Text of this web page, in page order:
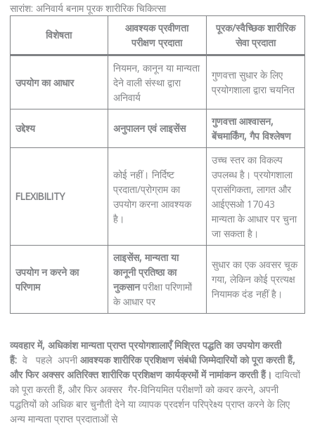
सारांश: अनिवार्य बनाम पूरक शारीरिक चिकित्सा
विशेषता
आवश्यक प्रवीणता
परीक्षण प्रदाता
पूरक/स्वैच्छिक शारीरिक
सेवा प्रदाता
उपयोग का आधार
नियमन, कानून या मान्यता
देने वाली संस्था द्वारा
अनिवार्य
गुणवत्ता सुधार के लिए
प्रयोगशाला द्वारा चयनित
उद्देश्य अनुपालन एवं लाइसेंस
गुणवत्ता आश्वासन,
बेंचमार्किंग, गैप विश्लेषण
FLEXIBILITY
कोई नहीं। निर्दिष्ट
प्रदाता/प्रोग्राम का
उपयोग करना आवश्यक
है।
उच्च स्तर का विकल्प
उपलब्ध है। प्रयोगशाला
प्रासंगिकता, लागत और
आईएसओ 17043
मान्यता के आधार पर चुना
जा सकता है।
उपयोग न करने का
परिणाम
लाइसेंस, मान्यता या
कानूनी प्रतिष्ठा का
नुकसानपरीक्षा परिणामों
के आधार पर
सुधार का एक अवसर चूक
गया, लेकिन कोई प्रत्यक्ष
नियामक दंड नहीं है।
व्यवहार में, अधिकांश मान्यता प्राप्त प्रयोगशालाएँ मिश्रित पद्धति का उपयोग करती
हैं:वे पहले अपनी आवश्यक शारीरिक प्रशिक्षण संबंधी जिम्मेदारियों को पूरा करती हैं,
और फिर अक्सरअतिरिक्त शारीरिक प्रशिक्षण कार्यक्रमों में नामांकन करती हैं। दायित्वों
को पूरा करती हैं, और फिर अक्सर गैर-विनियमित परीक्षणों को कवर करने, अपनी
पद्धतियों को अधिक बार चुनौती देने या व्यापक प्रदर्शन परिप्रेक्ष्य प्राप्त करने के लिए
अन्य मान्यता प्राप्त प्रदाताओं से